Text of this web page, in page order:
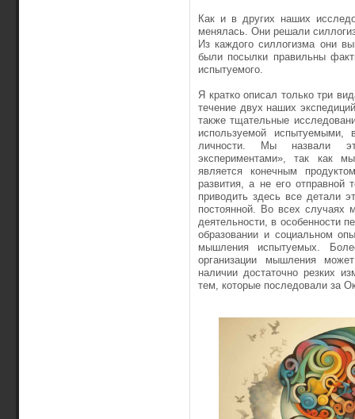
Как и в других наших
менялась. Они решали
Из каждого силлогизма они
были посылки правильны
испытуемого.
Я кратко описал только три
течение двух наших
также тщательные
используемой испытуемыми,
личности. Мы назвали
экспериментами», так как
является конечным
развития, а не его отправной
приводить здесь все детали
постоянной. Во всех случаях
деятельности, в особенности
образовании и социальном
мышления испытуемых.
организации мышления
наличии достаточно резких
тем, которые последовали за